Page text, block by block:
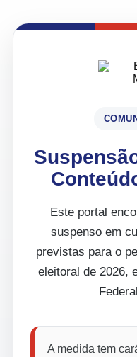
Este portal
suspenso em
previstas para o
eleitoral de 2026,
A medida tem